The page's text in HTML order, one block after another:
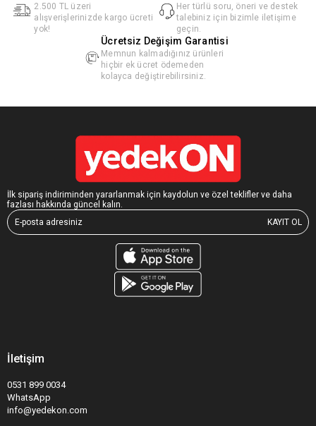
2.500 TL üzeri
alışverişlerinizde kargo ücreti
yok!
Her türlü soru, öneri ve destek
talebiniz için bizimle iletişime
geçin.
Ücretsiz Değişim Garantisi
Memnun kalmadığınız ürünleri
hiçbir ek ücret ödemeden
kolayca değiştirebilirsiniz.
İlk sipariş indiriminden yararlanmak için kaydolun ve özel teklifler ve daha
fazlası hakkında güncel kalın.
KAYIT OL
İletişim
0531 899 0034
WhatsApp
info@yedekon.com